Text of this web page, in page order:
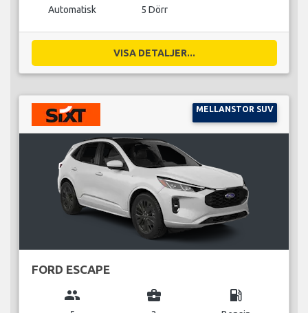
Automatisk 5 Dörr
VISA DETALJER...
MELLANSTOR SUV
FORD ESCAPE
group business_center local_gas_station